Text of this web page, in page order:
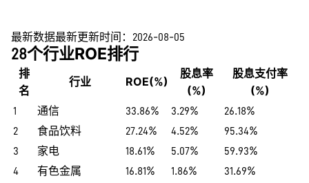
最新数据最新更新时间： 2026-08-05
28个行业ROE排行
排
名
行业 ROE(%)
股息率
(%)
股息支付率
(%)
1
通信 33.86% 3.29%
26.18%
2
食品饮料 27.24% 4.52%
95.34%
3
家电 18.61% 5.07%
59.93%
4
有色金属 16.81% 1.86%
31.69%